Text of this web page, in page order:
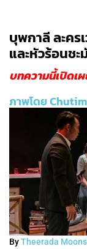
บุพกาลี ละคร
และหัวร้อนช
บทความนี้เปิดเ
ภาพโดย
ByTheerada